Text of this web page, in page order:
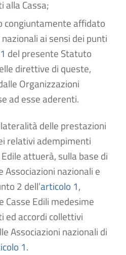
alla Cassa;
congiuntamente affidato
ai sensi dei punti
del presente Statuto
direttive di queste,
Organizzazioni
ad esse aderenti.
delle prestazioni
relativi adempimenti
attuerà, sulla base di
nazionali e
2 dell’articolo 1,
Casse Edili medesime
ed accordi collettivi
Associazioni nazionali di
1.